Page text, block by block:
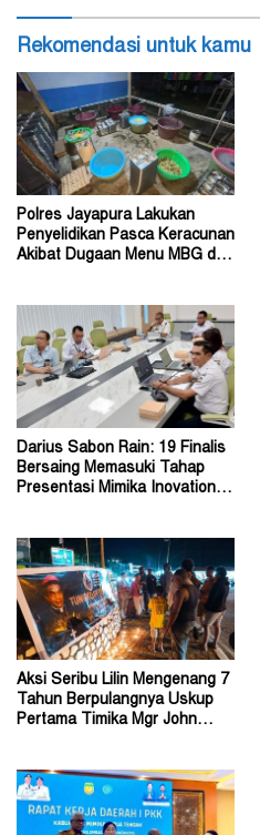
Rekomendasi untuk kamu
Polres Jayapura Lakukan
Penyelidikan Pasca Keracunan
Akibat Dugaan Menu MBG di
Darius Sabon Rain: 19 Finalis
Bersaing Memasuki Tahap
Presentasi Mimika Inovation
Aksi Seribu Lilin Mengenang 7
Tahun Berpulangnya Uskup
Pertama Timika Mgr John